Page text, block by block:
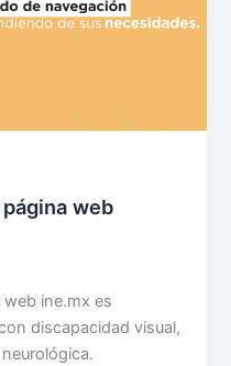
web
ine.mx es
discapacidad visual,